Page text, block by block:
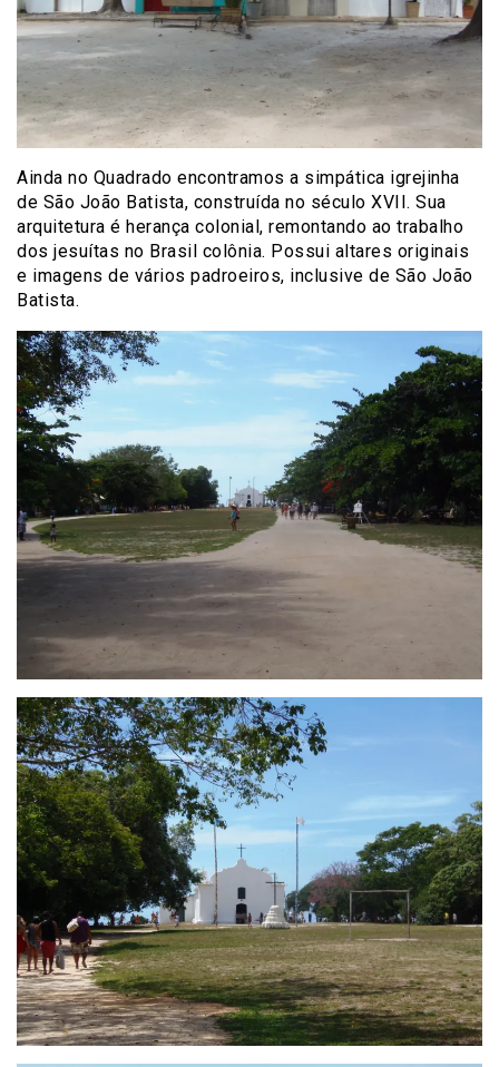
Ainda no Quadrado encontramos a simpática igrejinha
de São João Batista, construída no século XVII. Sua
arquitetura é herança colonial, remontando ao trabalho
dos jesuítas no Brasil colônia. Possui altares originais
e imagens de vários padroeiros, inclusive de São João
Batista.